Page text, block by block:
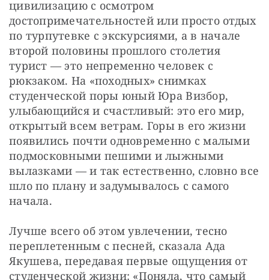
цивилизацию с осмотром
достопримечательностей или просто отдых
по турпутевке с экскурсиями, а в начале
второй половины прошлого столетия
турист — это непременно человек с
рюкзаком. На «походных» снимках
студенческой поры юный Юра Визбор,
улыбающийся и счастливый: это его мир,
открытый всем ветрам. Горы в его жизни
появились почти одновременно с малыми
подмосковными пешими и лыжными
вылазками — и так естественно, словно все
шло по плану и задумывалось с самого
начала.
Лучше всего об этом увлечении, тесно
переплетенным с песней, сказала Ада
Якушева, передавая первые ощущения от
студенческой жизни: «Поняла, что самый